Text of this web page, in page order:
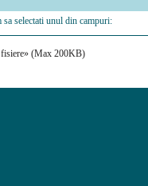
sa selectati unul din campuri:
fisiere» (Max 200KB)